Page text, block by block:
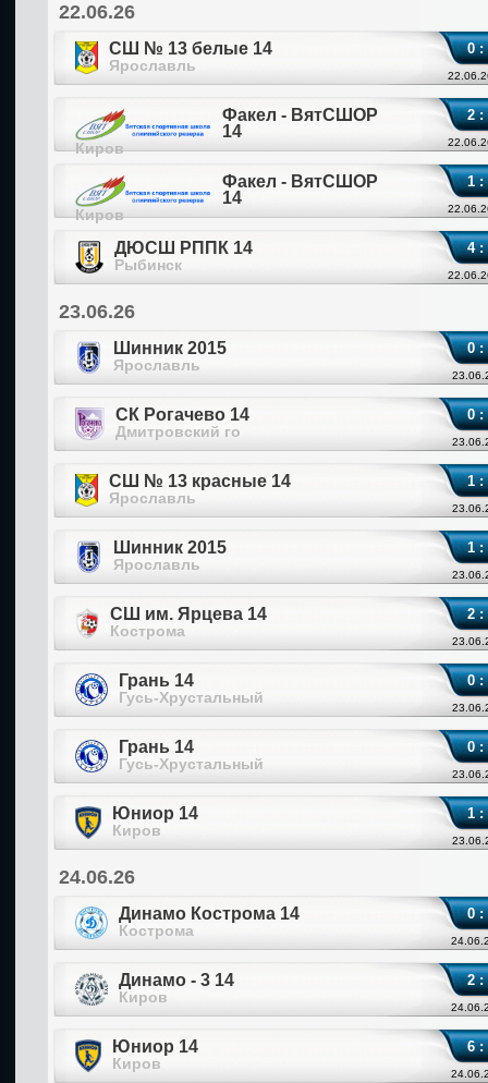
22.06.26
СШ № 13 белые 14
Ярославль
0 :
Факел - ВятСШОР
14
Киров
2 :
Факел - ВятСШОР
14
Киров
1 :
ДЮСШ РППК 14
Рыбинск
4 :
23.06.26
Шинник 2015
Ярославль
0 :
СК Рогачево 14
Дмитровский го
0 :
СШ № 13 красные 14
Ярославль
1 :
Шинник 2015
Ярославль
1 :
СШ им. Ярцева 14
Кострома
2 :
Грань 14
Гусь-Хрустальный
0 :
Грань 14
Гусь-Хрустальный
0 :
Юниор 14
Киров
1 :
24.06.26
Динамо Кострома 14
Кострома
0 :
Динамо - 3 14
Киров
2 :
Юниор 14
Киров
6 :